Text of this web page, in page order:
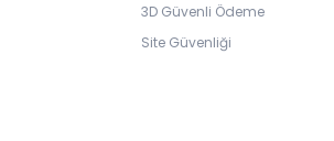
3D Güvenli Ödeme
Site Güvenliği